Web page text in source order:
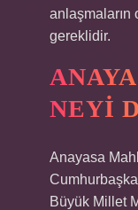
anlaşmaların
gereklidir.
NEYI
Anayasa
Büyük Millet